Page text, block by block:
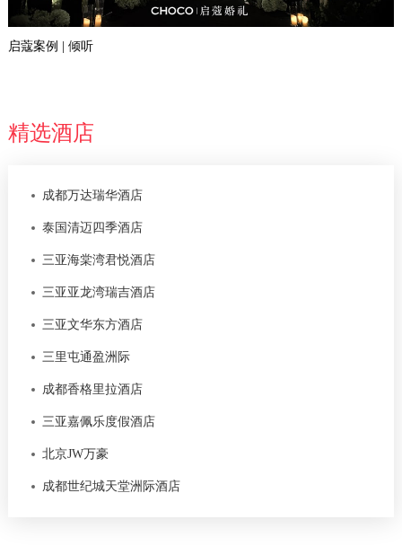
启蔻案例 | 倾听
精选酒店
成都万达瑞华酒店
泰国清迈四季酒店
三亚海棠湾君悦酒店
三亚亚龙湾瑞吉酒店
三亚文华东方酒店
三里屯通盈洲际
成都香格里拉酒店
三亚嘉佩乐度假酒店
北京JW万豪
成都世纪城天堂洲际酒店